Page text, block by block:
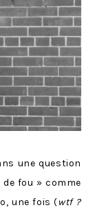
une question
fou » comme
une fois (wtf ?